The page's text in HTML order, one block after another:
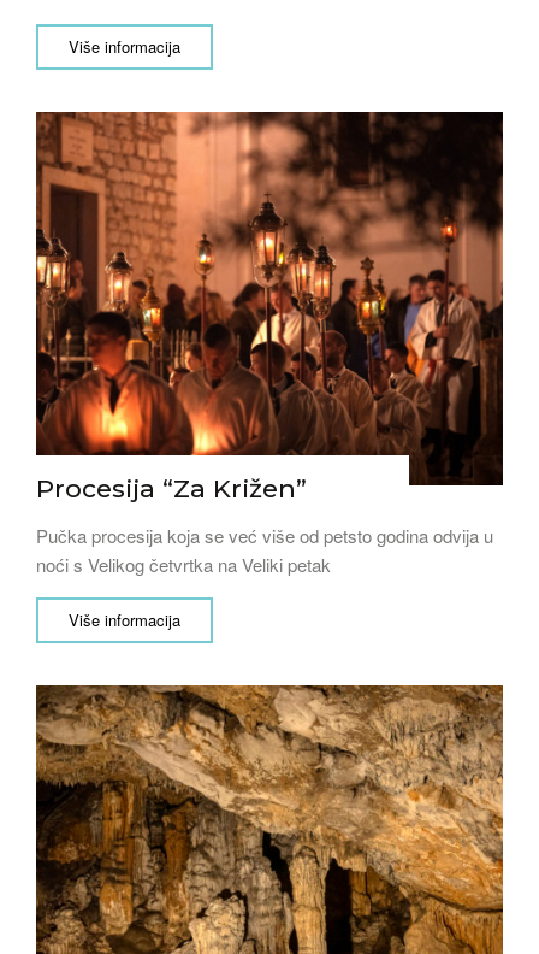
Više informacija
Procesija “Za Križen”
Pučka procesija koja se već više od petsto godina odvija u
noći s Velikog četvrtka na Veliki petak
Više informacija